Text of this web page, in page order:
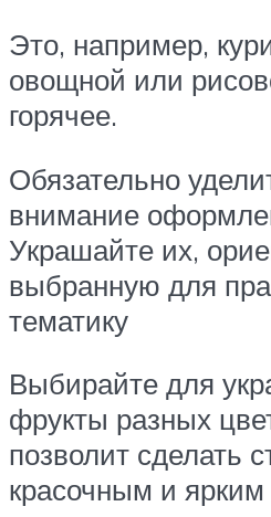
Это, например,
овощной или
горячее.
Обязательно
внимание
Украшайте их,
выбранную для
тематику
Выбирайте для
фрукты разных
позволит сделать
красочным и ярким